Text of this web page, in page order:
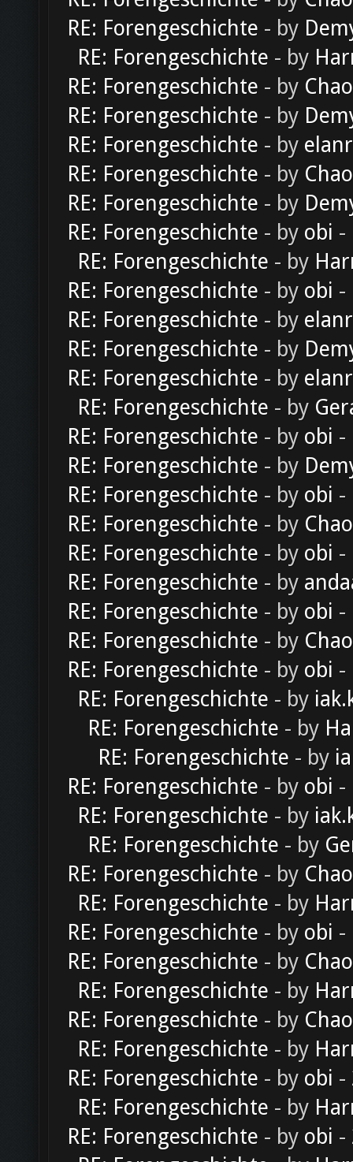
RE: Forengeschichte - by
RE: Forengeschichte - by
RE: Forengeschichte - by
RE: Forengeschichte - by
RE: Forengeschichte - by
RE: Forengeschichte - by
RE: Forengeschichte - by
RE: Forengeschichte - by obi -
RE: Forengeschichte - by
RE: Forengeschichte - by obi -
RE: Forengeschichte - by
RE: Forengeschichte - by
RE: Forengeschichte - by
RE: Forengeschichte - by
RE: Forengeschichte - by obi -
RE: Forengeschichte - by
RE: Forengeschichte - by obi -
RE: Forengeschichte - by
RE: Forengeschichte - by obi -
RE: Forengeschichte - by
RE: Forengeschichte - by obi -
RE: Forengeschichte - by
RE: Forengeschichte - by obi -
RE: Forengeschichte - by
RE: Forengeschichte - by
RE: Forengeschichte - by
RE: Forengeschichte - by obi -
RE: Forengeschichte - by
RE: Forengeschichte - by
RE: Forengeschichte - by
RE: Forengeschichte - by
RE: Forengeschichte - by obi -
RE: Forengeschichte - by
RE: Forengeschichte - by
RE: Forengeschichte - by
RE: Forengeschichte - by
RE: Forengeschichte - by obi -
RE: Forengeschichte - by
RE: Forengeschichte - by obi -